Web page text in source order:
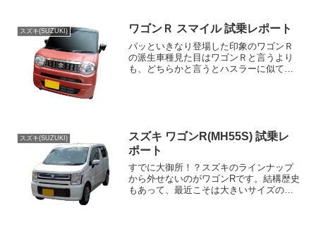
スズキ(SUZUKI) ワゴンＲ スマイル 試乗レポート
パッといきなり登場した印象のワゴンＲ
の派生車種見た目はワゴンＲと言うより
も、どちらかと言うとハスラーに似てい
スズキ(SUZUKI)
スズキ ワゴンR(MH55S) 試乗レ
ポート
すでに大御所！？スズキのラインナップ
から外せないのがワゴンRです。結構歴史
もあって、最近こそは大きいサイズの車